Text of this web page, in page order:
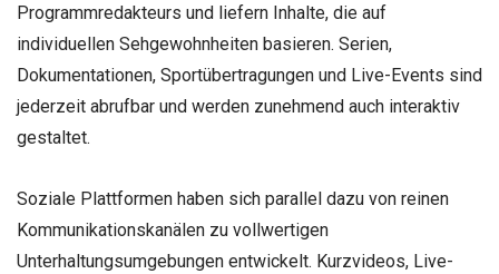
Programmredakteurs und liefern Inhalte, die auf
individuellen Sehgewohnheiten basieren. Serien,
Dokumentationen, Sportübertragungen und Live-Events sind
jederzeit abrufbar und werden zunehmend auch interaktiv
gestaltet.
Soziale Plattformen haben sich parallel dazu von reinen
Kommunikationskanälen zu vollwertigen
Unterhaltungsumgebungen entwickelt. Kurzvideos, Live-